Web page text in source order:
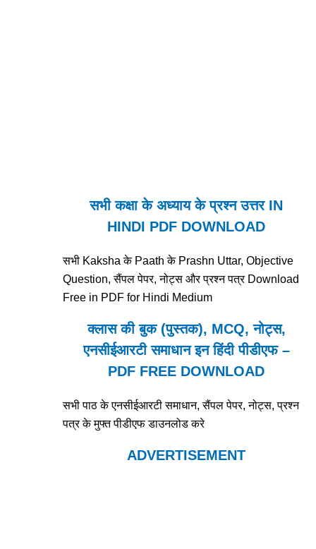
सभी कक्षा के अध्याय के प्रश्न उत्तर IN
HINDI PDF DOWNLOAD
सभी Kaksha के Paath के Prashn Uttar, Objective
Question, सैंपल पेपर, नोट्स और प्रश्न पत्र Download
Free in PDF for Hindi Medium
क्लास की बुक (पुस्तक), MCQ, नोट्स,
एनसीईआरटी समाधान इन हिंदी पीडीएफ –
PDF FREE DOWNLOAD
सभी पाठ के एनसीईआरटी समाधान, सैंपल पेपर, नोट्स, प्रश्न
पत्र के मुफ्त पीडीएफ डाउनलोड करे
ADVERTISEMENT